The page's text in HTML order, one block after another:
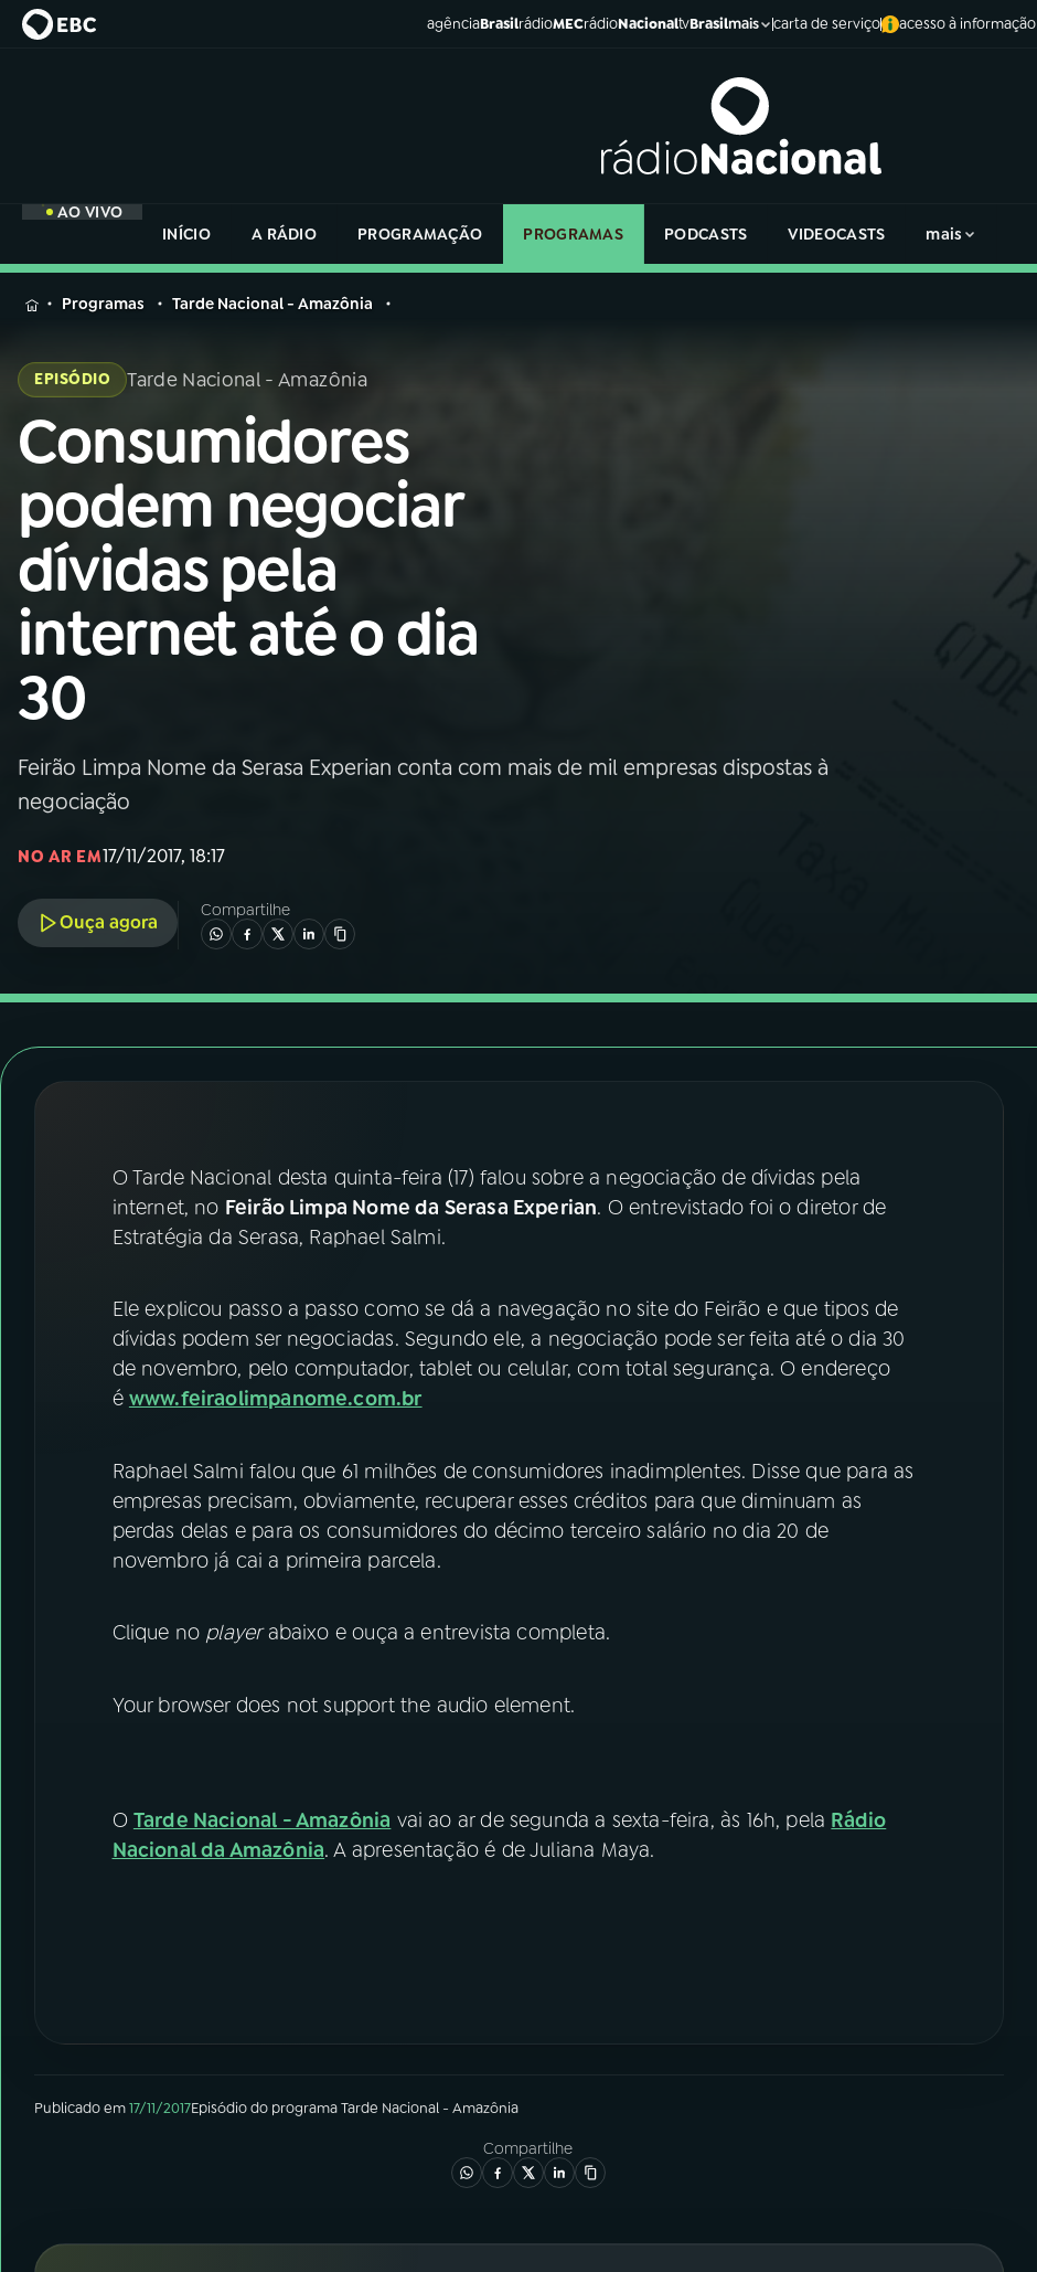
agênciaBrasilrádioMECrádioNacionaltvBrasilmais carta de serviço acesso à informação
AO VIVO
INÍCIO
A RÁDIO PROGRAMAÇÃO PROGRAMAS PODCASTS VIDEOCASTS mais
MENU
Buscar
na
Rádio
Nacional
01 INÍCIO
02A RÁDIO
03
04PROGRAMAS
05 PODCASTS
06VIDEOCASTS
07ÚLTIMAS
YouTube Facebook
Instagram X
na
Rádio
Programas Tarde Nacional - Amazônia
EPISÓDIO Tarde Nacional - Amazônia
Consumidores
podem negociar
dívidas pela
internet até o dia
30
Feirão Limpa Nome da Serasa Experian conta com mais de mil empresas dispostas à
negociação
NO AR EM17/11/2017, 18:17
Ouça agora
Compartilhe
O Tarde Nacional desta quinta-feira (17) falou sobre a negociação de dívidas pela
internet, no Feirão Limpa Nome da Serasa Experian. O entrevistado foi o diretor de
Estratégia da Serasa, Raphael Salmi.
Ele explicou passo a passo como se dá a navegação no site do Feirão e que tipos de
dívidas podem ser negociadas. Segundo ele, a negociação pode ser feita até o dia 30
de novembro, pelo computador, tablet ou celular, com total segurança. O endereço
é www.feiraolimpanome.com.br
Raphael Salmi falou que 61 milhões de consumidores inadimplentes. Disse que para as
empresas precisam, obviamente, recuperar esses créditos para que diminuam as
perdas delas e para os consumidores do décimo terceiro salário no dia 20 de
novembro já cai a primeira parcela.
Clique no playerabaixo e ouça a entrevista completa.
Your browser does not support the audio element.
O Tarde Nacional - Amazônia vai ao ar de segunda a sexta-feira, às 16h, pela Rádio
Nacional da Amazônia. A apresentação é de Juliana Maya.
Publicado em17/11/2017Episódiodo programaTarde Nacional - Amazônia
Compartilhe